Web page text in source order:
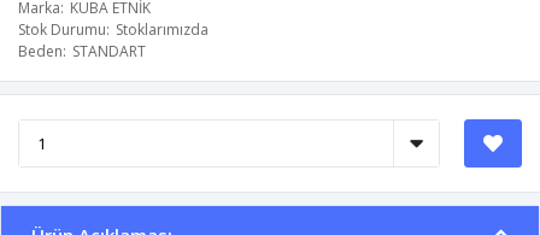
Marka KUBA ETNİK
Stok Durumu Stoklarımızda
Beden STANDART